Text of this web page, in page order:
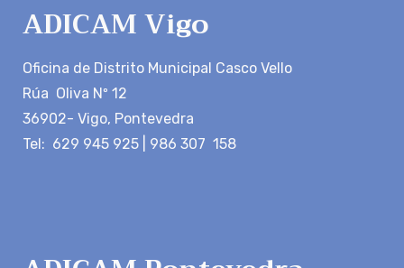
ADICAM Vigo
Oficina de Distrito Municipal Casco Vello
Rúa Oliva Nº 12
36902- Vigo, Pontevedra
Tel: 629 945 925 | 986 307 158